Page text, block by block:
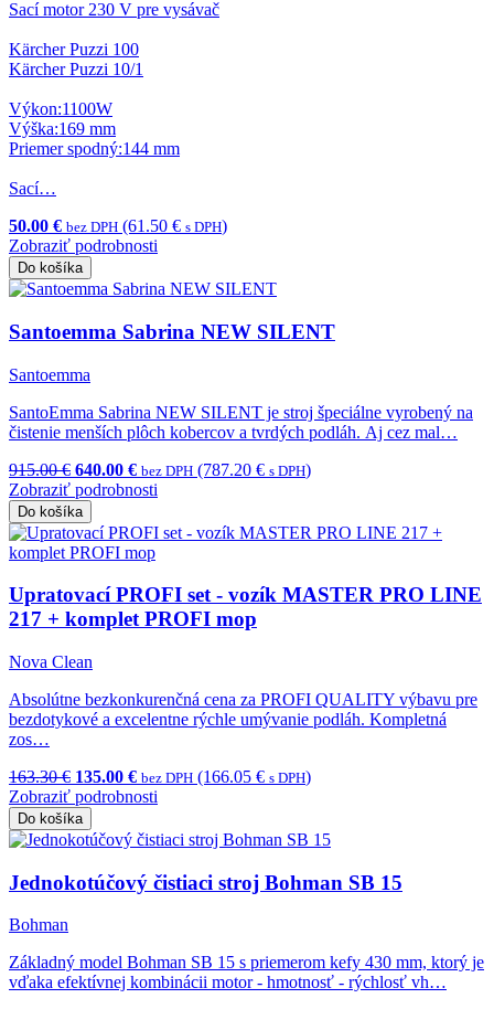
Sací motor 230 V pre vysávač
Kärcher Puzzi 100
Kärcher Puzzi 10/1
Výkon:1100W
Výška:169 mm
Priemer spodný:144 mm
Sací…
50.00 € bez DPH (61.50 € s DPH)
Zobraziť podrobnosti
Do košíka
Santoemma Sabrina NEW SILENT
Santoemma
SantoEmma Sabrina NEW SILENT je stroj špeciálne vyrobený na
čistenie menších plôch kobercov a tvrdých podláh. Aj cez mal…
915.00 € 640.00 € bez DPH (787.20 € s DPH)
Zobraziť podrobnosti
Do košíka
Upratovací PROFI set - vozík MASTER PRO LINE
217 + komplet PROFI mop
Nova Clean
Absolútne bezkonkurenčná cena za PROFI QUALITY výbavu pre
bezdotykové a excelentne rýchle umývanie podláh. Kompletná
zos…
163.30 € 135.00 € bez DPH (166.05 € s DPH)
Zobraziť podrobnosti
Do košíka
Jednokotúčový čistiaci stroj Bohman SB 15
Bohman
Základný model Bohman SB 15 s priemerom kefy 430 mm, ktorý je
vďaka efektívnej kombinácii motor - hmotnosť - rýchlosť vh…